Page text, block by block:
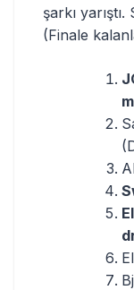
şarkı
(Finale